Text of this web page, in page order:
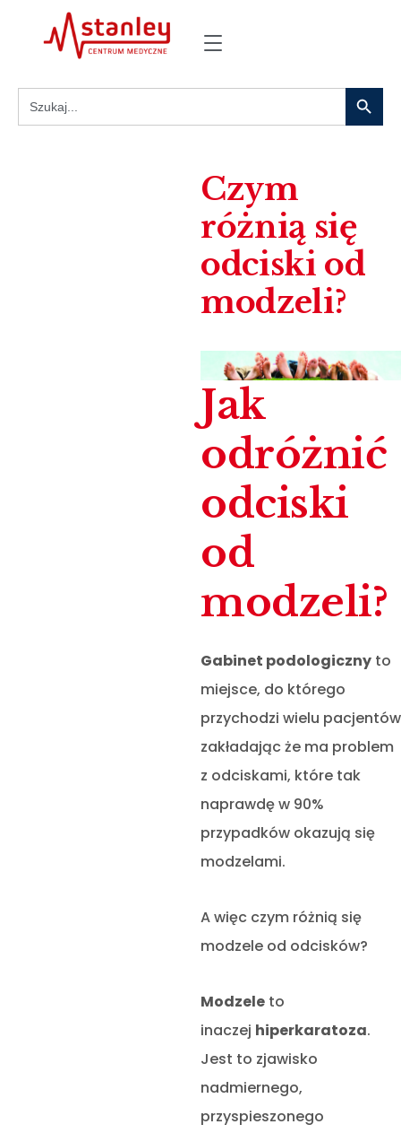
Search
for:
Czym
różnią się
odciski od
modzeli?
Jak
odróżnić
odciski
od
modzeli?
Gabinet podologiczny to
miejsce, do którego
przychodzi wielu pacjentów
zakładając że ma problem
z odciskami, które tak
naprawdę w 90%
przypadków okazują się
modzelami.
A więc czym różnią się
modzele od odcisków?
Modzele to
inaczej hiperkaratoza.
Jest to zjawisko
nadmiernego,
przyspieszonego